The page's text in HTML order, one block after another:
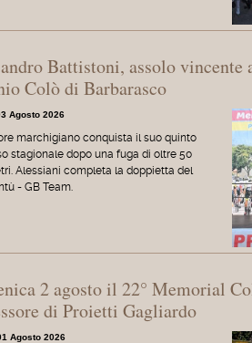
Battistoni, assolo
Colò di Barbarasco
Agosto 2026
marchigiano conquista il suo quinto
stagionale dopo una fuga di oltre 50
Alessiani completa la doppietta del
- GB Team.
2 agosto il 22° Memorial
di Proietti Gagliardo
Agosto 2026